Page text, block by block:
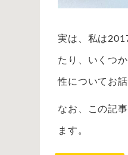
実は、私は
たり、いくつ
性についてお
なお、この記
ます。